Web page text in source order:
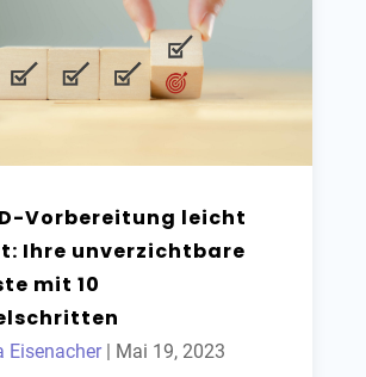
Vorbereitung leicht
Ihre unverzichtbare
mit 10
Eisenacher| Mai 19, 2023